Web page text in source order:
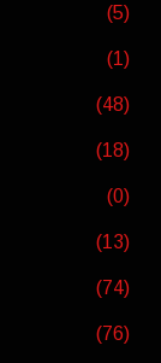
(5)
(1)
(48)
(18)
(0)
(13)
(74)
(76)